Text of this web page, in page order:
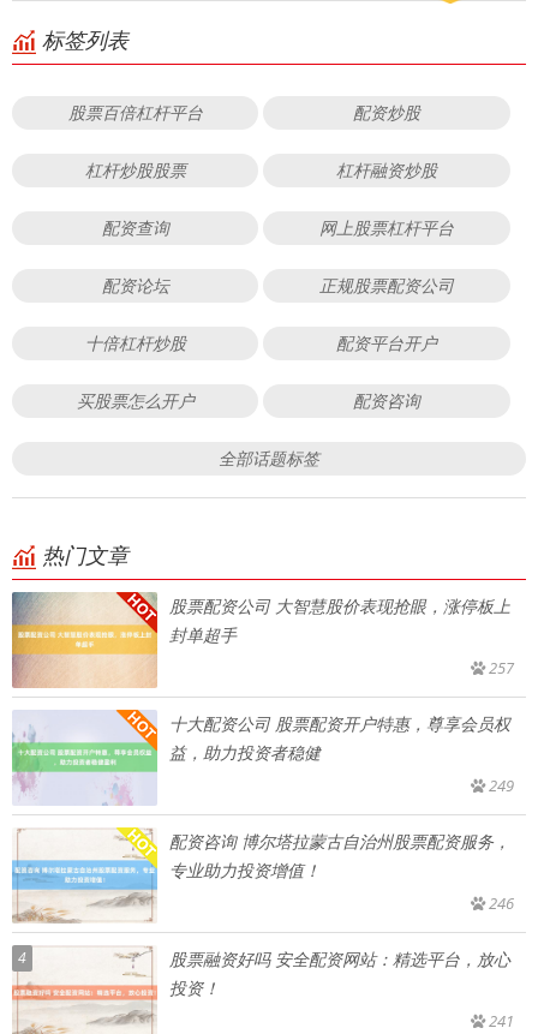
标签列表
股票百倍杠杆平台 配资炒股
杠杆炒股股票 杠杆融资炒股
配资查询 网上股票杠杆平台
配资论坛 正规股票配资公司
十倍杠杆炒股 配资平台开户
买股票怎么开户 配资咨询
全部话题标签
热门文章
股票配资公司 大智慧股价表现抢眼，涨停板上
封单超手
257
十大配资公司 股票配资开户特惠，尊享会员权
益，助力投资者稳健
249
配资咨询 博尔塔拉蒙古自治州股票配资服务，
专业助力投资增值！
246
4
股票融资好吗 安全配资网站：精选平台，放心
投资！
241